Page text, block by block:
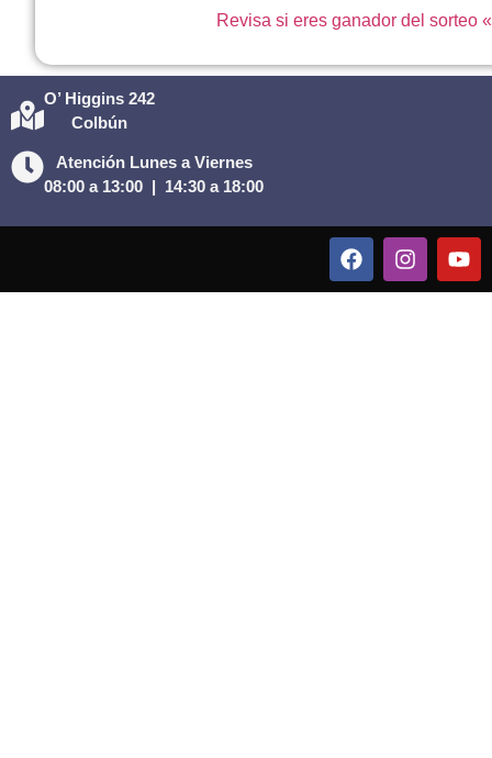
Revisa si eres ganador del sorteo
O’ Higgins 242
Colbún
Atención Lunes a Viernes
08:00 a 13:00 | 14:30 a 18:00